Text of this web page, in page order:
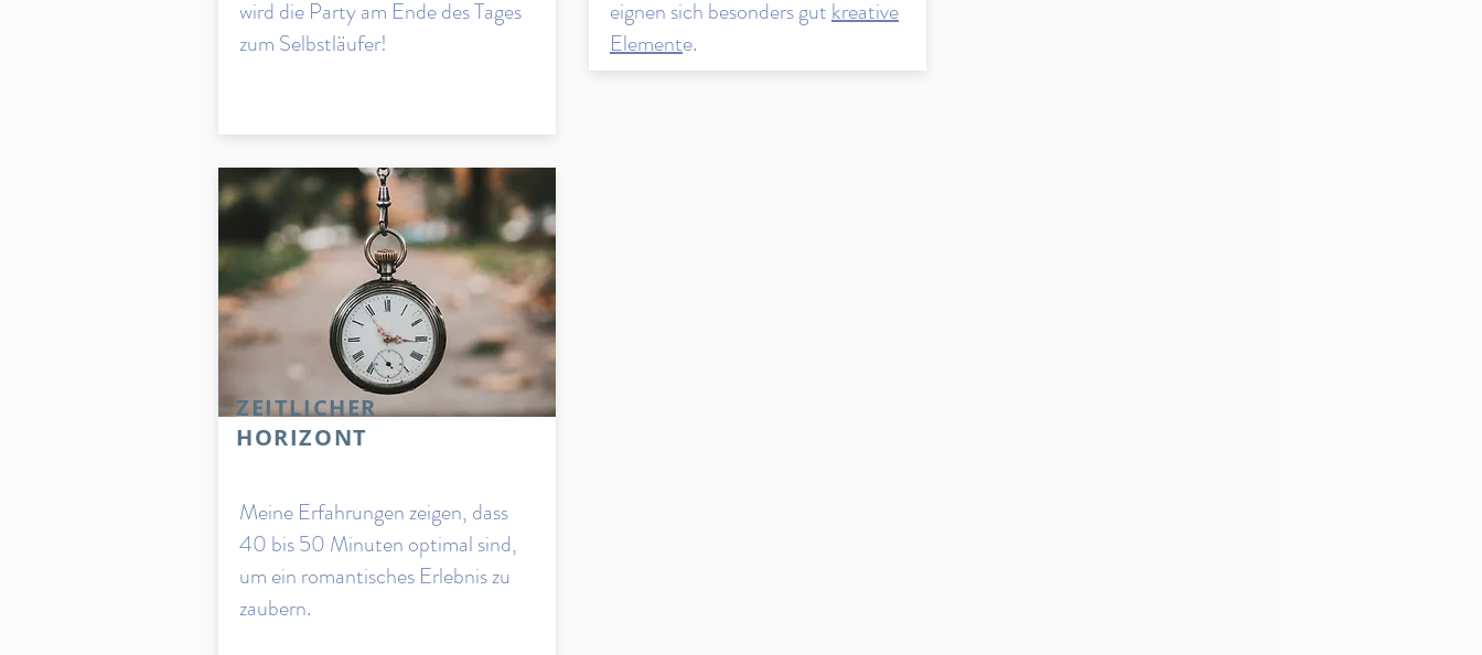
wird die Party am Ende des Tages
zum Selbstläufer!
eignen sich besonders gutkreative
Elemente.
ZEITLICHER
HORIZONT
Meine Erfahrungen zeigen, dass
40 bis 50 Minuten optimal sind,
um ein romantisches Erlebnis zu
zaubern.